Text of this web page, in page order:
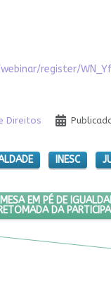
register/
Direitos
INESC
SENTAMOS À MESA
EM PÉ DE
DA